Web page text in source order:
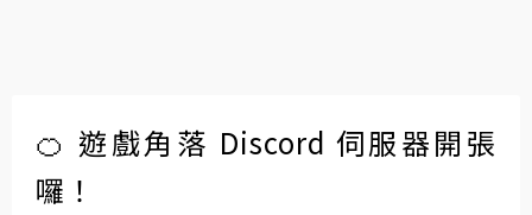
🍊 遊戲角落 Discord 伺服器開張
囉！